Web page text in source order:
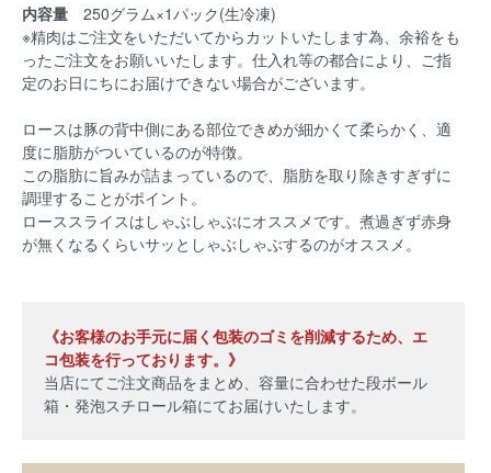
内容量 250グラム×1パック(生冷凍)
※精肉はご注文をいただいてからカットいたします為、余裕をも
ったご注文をお願いいたします。仕入れ等の都合により、ご指
定のお日にちにお届けできない場合がございます。
ロースは豚の背中側にある部位できめが細かくて柔らかく、適
度に脂肪がついているのが特徴。
この脂肪に旨みが詰まっているので、脂肪を取り除きすぎずに
調理することがポイント。
ローススライスはしゃぶしゃぶにオススメです。煮過ぎず赤身
が無くなるくらいサッとしゃぶしゃぶするのがオススメ。
《お客様のお手元に届く包装のゴミを削減するため、エ
コ包装を行っております。》
当店にてご注文商品をまとめ、容量に合わせた段ボール
箱・発泡スチロール箱にてお届けいたします。